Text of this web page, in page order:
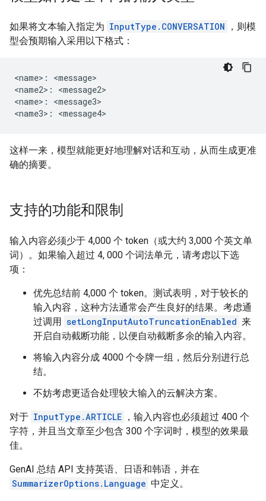
如果将文本输入指定为 InputType.CONVERSATION
，则模
型会预期输入采用以下格式：
<name>: <message>
<name2>: <message2>
<name>: <message3>
这样一来，模型就能更好地理解对话和互动，从而生成更准
确的摘要。
支持的功能和限制
输入内容必须少于 4,000 个 token（或大约 3,000 个英文单
词）。如果输入超过 4, 000 个词法单元，请考虑以下选
项：
优先总结前 4,000 个 token。测试表明，对于较长的
输入内容，这种方法通常会产生良好的结果。考虑通
过调用 setLongInputAutoTruncationEnabled 来
开启自动截断功能，以便自动截断多余的输入内容。
将输入内容分成 4000 个令牌一组，然后分别进行总
结。
不妨考虑更适合处理较大输入的云解决方案。
对于 InputType.ARTICLE ，输入内容也必须超过 400 个
字符，并且当文章至少包含 300 个字词时，模型的效果最
佳。
GenAI 总结 API 支持英语、日语和韩语，并在
SummarizerOptions.Language 中定义。